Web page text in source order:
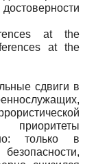
at the
at the
сдвиги в
только в